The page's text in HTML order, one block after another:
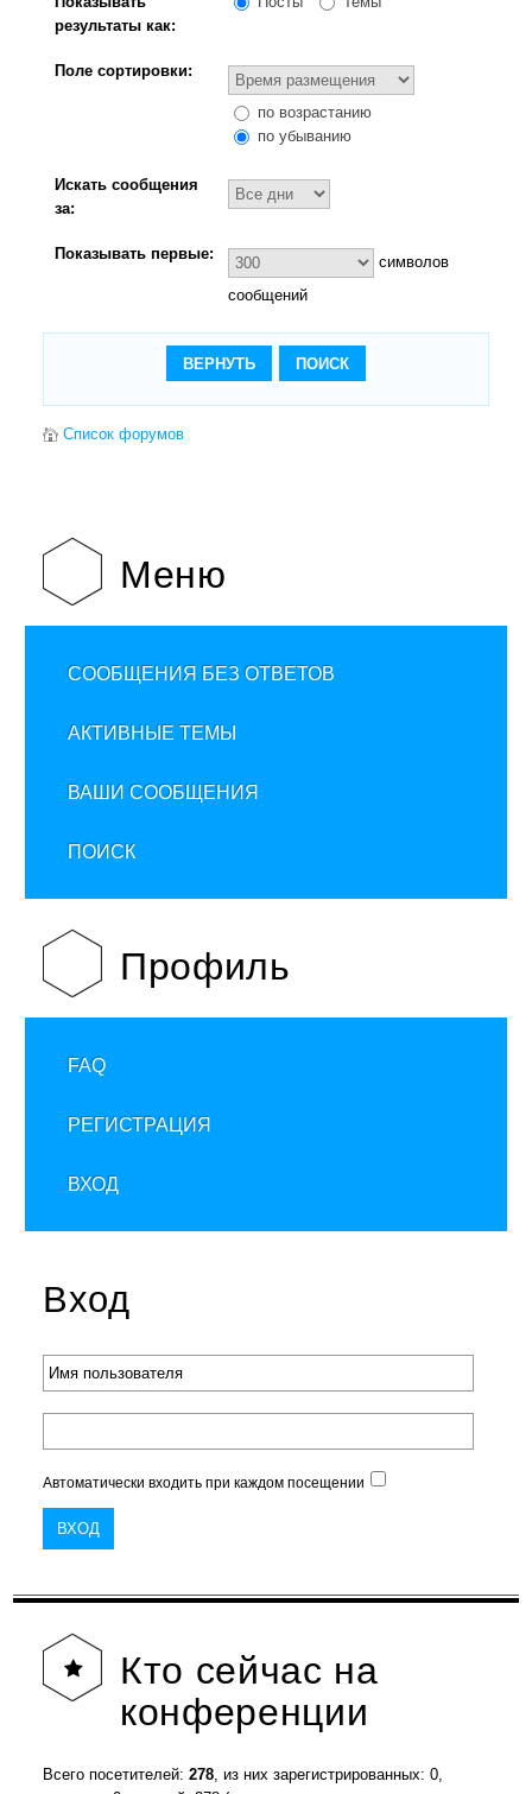
результаты как:
Поле сортировки:
по возрастанию
по убыванию
Искать сообщения
за:
Показывать первые: символов
сообщений
Список форумов
Меню
СООБЩЕНИЯ БЕЗ ОТВЕТОВ
АКТИВНЫЕ ТЕМЫ
ВАШИ СООБЩЕНИЯ
ПОИСК
Профиль
FAQ
РЕГИСТРАЦИЯ
ВХОД
Вход
Автоматически входить при каждом посещении
Кто сейчас на
конференции
Всего посетителей:278, из них зарегистрированных: 0,